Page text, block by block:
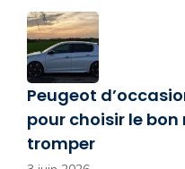
Peugeot
pour choisir le
tromper